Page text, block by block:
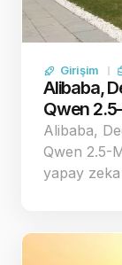
Girişim
Alibaba,
Qwen
Alibaba,
Qwen 2.5-
yapay